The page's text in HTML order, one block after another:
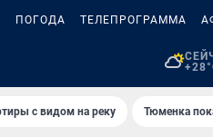
ПОГОДА ТЕЛЕПРОГРАММА
с видом на реку Тюменка